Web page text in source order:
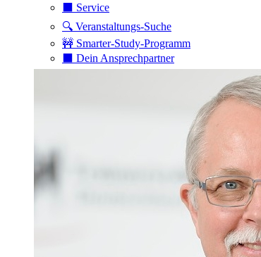
⬛️ Service
🔍 Veranstaltungs-Suche
🚧 Smarter-Study-Programm
⬛️ Dein Ansprechpartner